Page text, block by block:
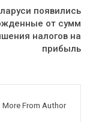
появились
от сумм
налогов на
прибыль
More From Author